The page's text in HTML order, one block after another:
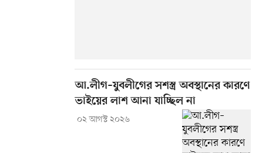
আ.লীগ–যুবলীগের সশস্ত্র অবস্থানের কারণে
ভাইয়ের লাশ আনা যাচ্ছিল না
০২ আগস্ট ২০২৬